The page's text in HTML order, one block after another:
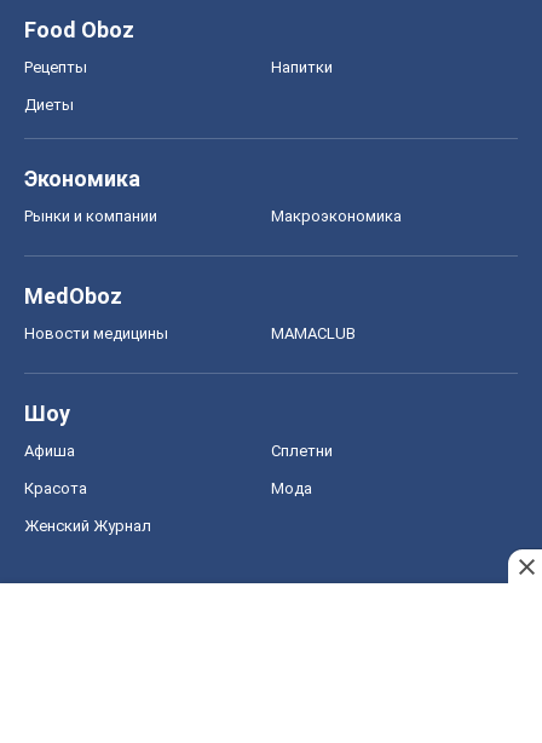
Food Oboz
Рецепты Напитки
Диеты
Экономика
Рынки и компании Mакроэкономика
MedOboz
Новости медицины MAMACLUB
Шоу
Афиша Сплетни
Красота Мода
Женский Журнал